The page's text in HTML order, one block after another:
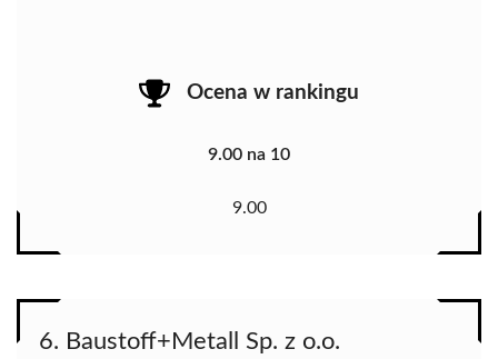
Ocena w rankingu
9.00 na 10
9.00
6. Baustoff+Metall Sp. z o.o.